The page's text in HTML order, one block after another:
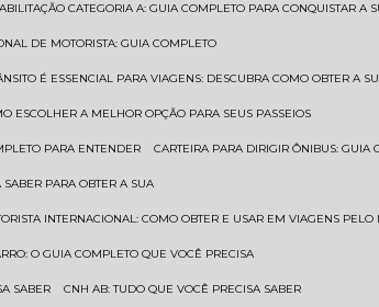
CATEGORIA A: GUIA COMPLETO PARA CONQUISTAR A
DE MOTORISTA: GUIA COMPLETO
É ESSENCIAL PARA VIAGENS: DESCUBRA COMO OBTER A
ESCOLHER A MELHOR OPÇÃO PARA SEUS PASSEIOS
PARA ENTENDER CARTEIRA PARA DIRIGIR ÔNIBUS: GUIA
SABER PARA OBTER A SUA
INTERNACIONAL: COMO OBTER E USAR EM VIAGENS
O GUIA COMPLETO QUE VOCÊ PRECISA
SABER CNH AB: TUDO QUE VOCÊ PRECISA SABER